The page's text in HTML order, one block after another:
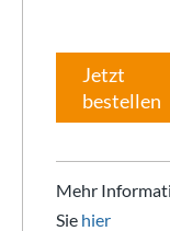
Jetzt
bestellen
Mehr
Sie hier